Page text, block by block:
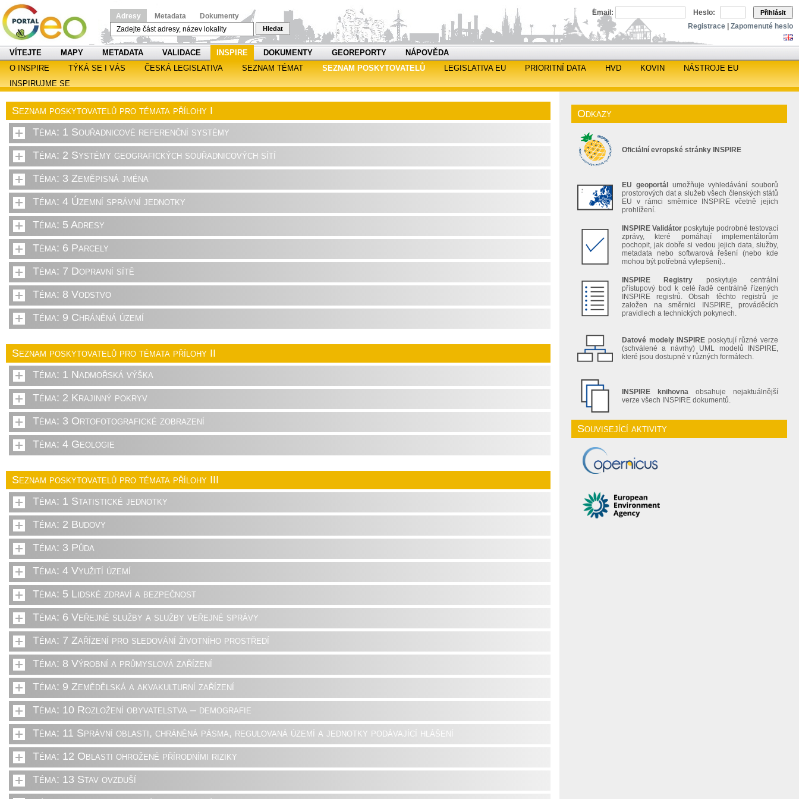
Adresy Metadata Dokumenty
Hledat
Email: Heslo: Přihlásit
Registrace Zapomenuté heslo
VÍTEJTE MAPY METADATA VALIDACE INSPIRE DOKUMENTY GEOREPORTY
NÁPOVĚDA
O INSPIRE
TÝKÁ SE I VÁS ČESKÁ LEGISLATIVA SEZNAM TÉMAT SEZNAM POSKYTOVATELŮ LEGISLATIVA EU PRIORITNÍ DATA HVD KOVIN
NÁSTROJE EU
INSPIRUJME SE
Seznam poskytovatelů pro témata přílohy I
Téma: 1 Souřadnicové referenční systémy
Téma: 2 Systémy geografických souřadnicových sítí
Téma: 3 Zeměpisná jména
Téma: 4 Územní správní jednotky
Téma: 5 Adresy
Téma: 6 Parcely
Téma: 7 Dopravní sítě
Téma: 8 Vodstvo
Téma: 9 Chráněná území
Seznam poskytovatelů pro témata přílohy II
Téma: 1 Nadmořská výška
Téma: 2 Krajinný pokryv
Téma: 3 Ortofotografické zobrazení
Téma: 4 Geologie
Seznam poskytovatelů pro témata přílohy III
Téma: 1 Statistické jednotky
Téma: 2 Budovy
Téma: 3 Půda
Téma: 4 Využití území
Téma: 5 Lidské zdraví a bezpečnost
Téma: 6 Veřejné služby a služby veřejné správy
Téma: 7 Zařízení pro sledování životního prostředí
Téma: 8 Výrobní a průmyslová zařízení
Téma: 9 Zemědělská a akvakulturní zařízení
Téma: 10 Rozložení obyvatelstva – demografie
Téma: 11 Správní oblasti, chráněná pásma, regulovaná území a jednotky podávající hlášení
Téma: 12 Oblasti ohrožené přírodními riziky
Téma: 13 Stav ovzduší
Odkazy
Oficiální evropské stránky INSPIRE
EU geoportál
umožňuje vyhledávání souborů
prostorových dat a služeb všech členských států
EU v rámci směrnice INSPIRE včetně jejich
prohlížení.
INSPIRE Validátor poskytuje podrobné testovací
zprávy, které pomáhají implementátorům
pochopit, jak dobře si vedou jejich data, služby,
metadata nebo softwarová řešení (nebo kde
mohou být potřebná vylepšení)..
INSPIRE Registry poskytuje centrální
přístupový bod k celé řadě centrálně řízených
INSPIRE registrů. Obsah těchto registrů je
založen na směrnici INSPIRE, prováděcích
pravidlech a technických pokynech.
Datové modely INSPIRE poskytují různé verze
(schválené a návrhy) UML modelů INSPIRE,
které jsou dostupné v různých formátech.
INSPIRE knihovna obsahuje nejaktuálnější
verze všech INSPIRE dokumentů.
Související aktivity